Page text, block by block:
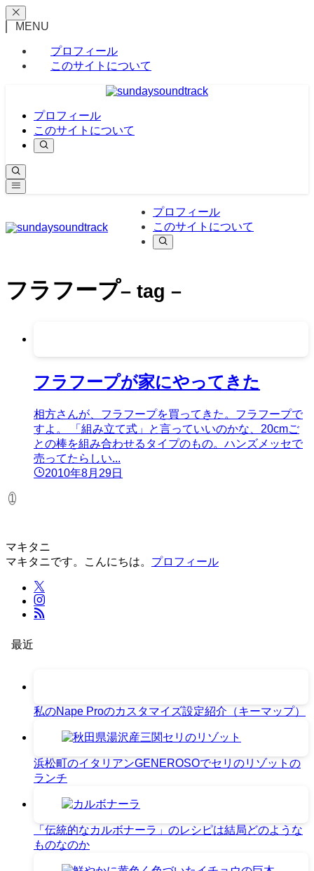
MENU
プロフィール
このサイトについて
プロフィール
このサイトについて
プロフィール
このサイトについて
フラフープ– tag –
フラフープが家にやってきた
相方さんが、フラフープを買ってきた。フラフープで
すよ。 「組み立て式」と言っていいのかな、20cmご
との棒を組み合わせるタイプのもの。ハンズメッセで
売ってたらしい...
2010年8月29日
1
マキタニ
マキタニです。こんにちは。 プロフィール
最近
私のNape Proのカスタマイズ設定紹介（キーマップ）
浜松町のイタリアンGENEROSOでセリのリゾットの
ランチ
「伝統的なカルボナーラ」のレシピは結局どのような
ものなのか